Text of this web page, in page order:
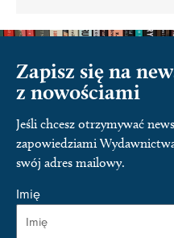
Zapisz się na
z nowościami
Jeśli chcesz otrzymywać
zapowiedziami
swój adres mailowy.
Imię